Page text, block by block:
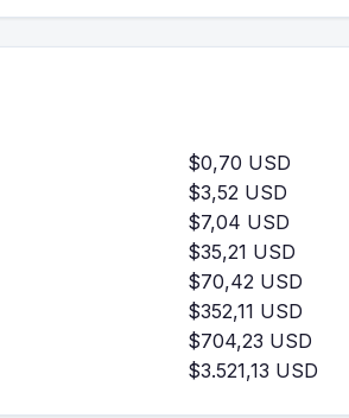
$0,70 USD
$3,52 USD
$7,04 USD
$35,21 USD
$70,42 USD
$352,11 USD
$704,23 USD
$3.521,13 USD